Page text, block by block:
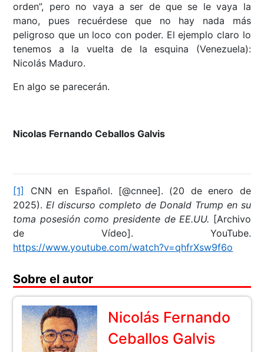
orden”, pero no vaya a ser de que se le vaya la
mano, pues recuérdese que no hay nada más
peligroso que un loco con poder. El ejemplo claro lo
tenemos a la vuelta de la esquina (Venezuela):
Nicolás Maduro.
En algo se parecerán.
Nicolas Fernando Ceballos Galvis
[1]
CNN en Español. [@cnnee]. (20 de enero de
2025).El discurso completo de Donald Trump en su
toma posesión como presidente de EE.UU. [Archivo
de Vídeo]. YouTube.
https://www.youtube.com/watch?v=qhfrXsw9f6o
Sobre el autor
Nicolás Fernando
Ceballos Galvis